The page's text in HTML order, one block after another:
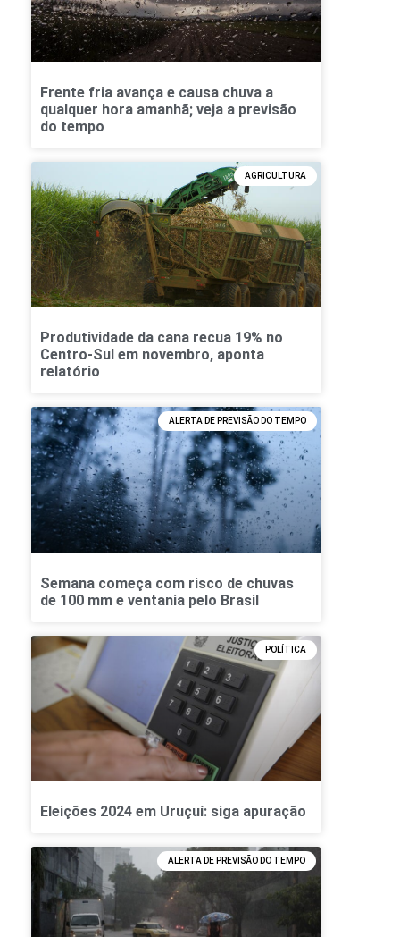
Frente fria avança e causa chuva a
qualquer hora amanhã; veja a previsão
do tempo
AGRICULTURA
Produtividade da cana recua 19% no
Centro-Sul em novembro, aponta
relatório
ALERTA DE PREVISÃO DO TEMPO
Semana começa com risco de chuvas
de 100 mm e ventania pelo Brasil
POLÍTICA
Eleições 2024 em Uruçuí: siga apuração
ALERTA DE PREVISÃO DO TEMPO